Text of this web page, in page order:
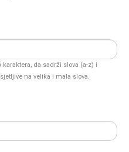
da sadrži slova (a-z) i
na velika i mala slova.